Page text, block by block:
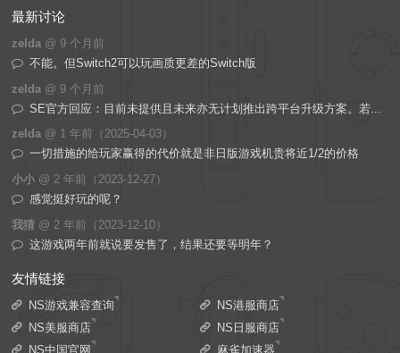
最新讨论
zelda @ 9 个月前
不能。但Switch2可以玩画质更差的Switch版
zelda @ 9 个月前
SE官方回应：目前未提供且未来亦无计划推出跨平台升级方案。若...
zelda @ 1 年前（2025-04-03）
一切措施的给玩家赢得的代价就是非日版游戏机贵将近1/2的价格
小小@ 2 年前（2023-12-27）
感觉挺好玩的呢？
我猜 @ 2 年前（2023-12-10）
这游戏两年前就说要发售了，结果还要等明年？
友情链接
NS游戏兼容查询
NS港服商店
NS美服商店
NS日服商店
NS中国官网
麻雀加速器